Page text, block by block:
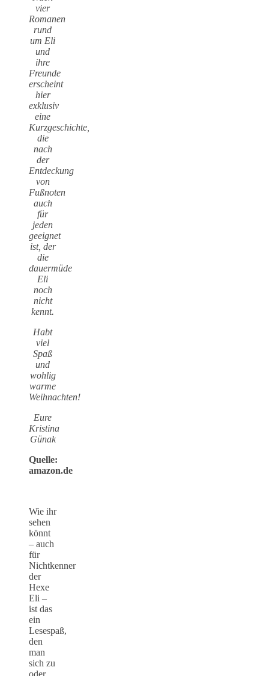
vier
Romanen
rund
um Eli
und
ihre
Freunde
erscheint
hier
exklusiv
eine
Kurzgeschichte,
die
nach
der
Entdeckung
von
Fußnoten
auch
für
jeden
geeignet
ist, der
die
dauermüde
Eli
noch
nicht
kennt.
Habt
viel
Spaß
und
wohlig
warme
Weihnachten!
Eure
Kristina
Günak
Quelle:
amazon.de
Wie ihr
sehen
könnt
– auch
für
Nichtkenner
der
Hexe
Eli –
ist das
ein
Lesespaß,
den
man
sich zu
oder